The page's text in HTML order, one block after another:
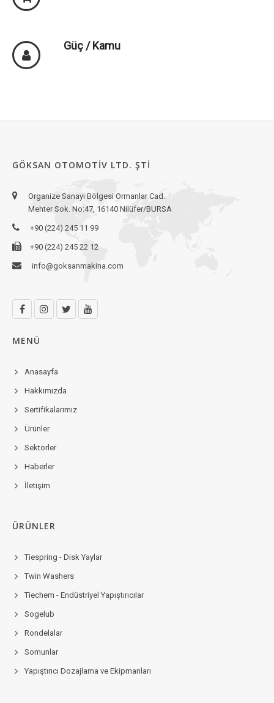
Güç / Kamu
GÖKSAN OTOMOTIV LTD. ŞTI
Organize Sanayi Bölgesi Ormanlar Cad.
Mehter Sok. No:47, 16140 Nilüfer/BURSA
+90 (224) 245 11 99
+90 (224) 245 22 12
info@goksanmakina.com
MENÜ
Anasayfa
Hakkımızda
Sertifikalarımız
Ürünler
Sektörler
Haberler
İletişim
ÜRÜNLER
Tiespring - Disk Yaylar
Twin Washers
Tiechem - Endüstriyel Yapıştırıcılar
Sogelub
Rondelalar
Somunlar
Yapıştırıcı Dozajlama ve Ekipmanları